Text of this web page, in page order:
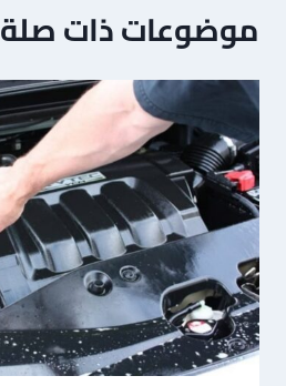
موضوعات ذات صلة